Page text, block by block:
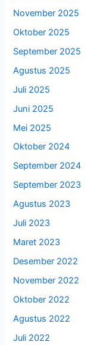
November 2025
Oktober 2025
September 2025
Agustus 2025
Juli 2025
Juni 2025
Mei 2025
Oktober 2024
September 2024
September 2023
Agustus 2023
Juli 2023
Maret 2023
Desember 2022
November 2022
Oktober 2022
Agustus 2022
Juli 2022